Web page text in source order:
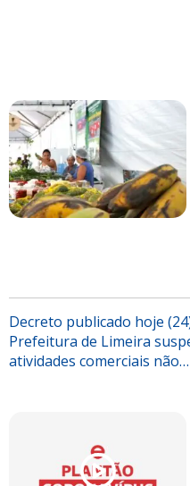
Decreto publicado hoje
Prefeitura de Limeira
atividades comerciais não…